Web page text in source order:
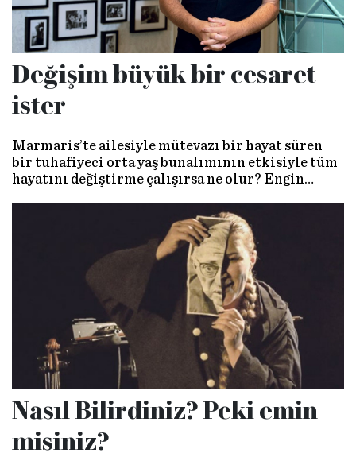
Değişim büyük bir cesaret
ister
Marmaris’te ailesiyle mütevazı bir hayat süren
bir tuhafiyeci orta yaş bunalımının etkisiyle tüm
hayatını değiştirme çalışırsa ne olur? Engin
‘Andropoz’da bu sorunun cevabını bizlere
gösteriyor. Ünlü oyuncu ile bu vesiyle buluştuk
Türk mizahından girdik, dünyanın değişimden
çıktık: “Herkes ayağını denk alsın!”
Nasıl Bilirdiniz? Peki emin
misiniz?